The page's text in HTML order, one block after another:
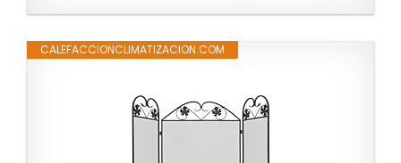
CALEFACCIONCLIMATIZACION.COM